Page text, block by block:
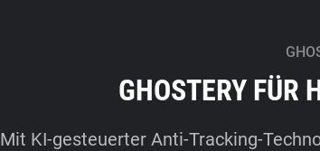
GHOSTERY FÜR
Mit KI-gesteuerter Anti-Tracking-